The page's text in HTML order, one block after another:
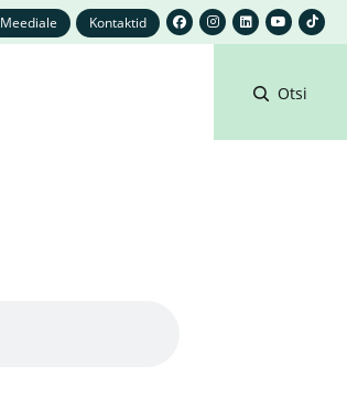
Meediale Kontaktid
Otsi